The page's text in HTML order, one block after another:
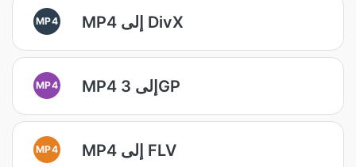
MP4 MP4 إلى DivX
MP4 MP4 إلى 3GP
MP4 MP4 إلى FLV